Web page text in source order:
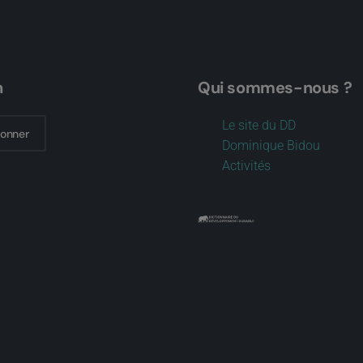
Qui sommes-nous ?
Le site du DD
Dominique Bidou
Activités